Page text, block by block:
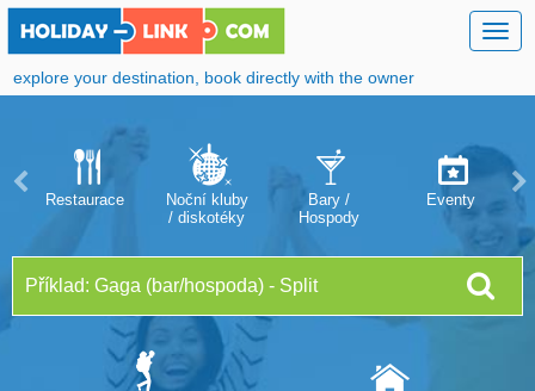
explore your destination, book directly with the owner
Restaurace
Noční kluby
/ diskotéky
Bary /
Hospody
Eventy